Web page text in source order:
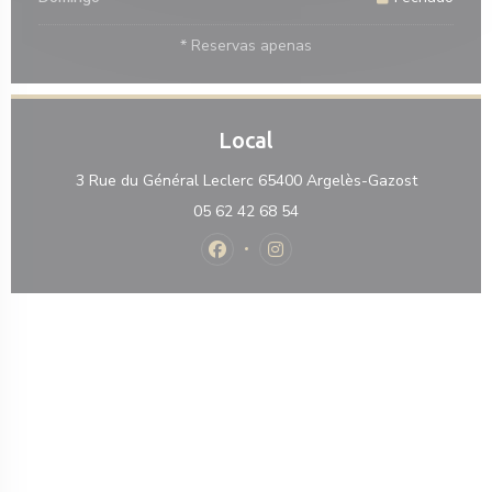
* Reservas apenas
Local
3 Rue du Général Leclerc 65400 Argelès-Gazost((abre
05 62 42 68 54
Facebook ((abre numa nova janela))
Instagram ((abre numa nova